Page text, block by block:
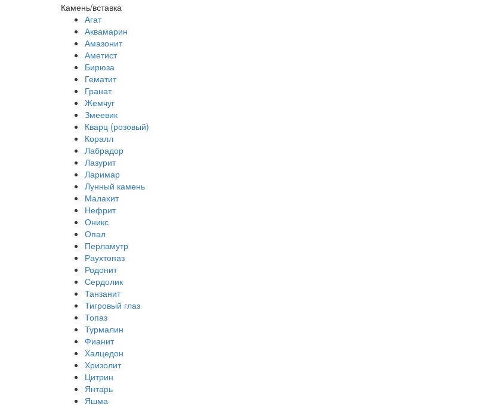
Камень/вставка
Агат
Аквамарин
Амазонит
Аметист
Бирюза
Гематит
Гранат
Жемчуг
Змеевик
Кварц (розовый)
Коралл
Лабрадор
Лазурит
Ларимар
Лунный камень
Малахит
Нефрит
Оникс
Опал
Перламутр
Раухтопаз
Родонит
Сердолик
Танзанит
Тигровый глаз
Топаз
Турмалин
Фианит
Халцедон
Хризолит
Цитрин
Янтарь
Яшма